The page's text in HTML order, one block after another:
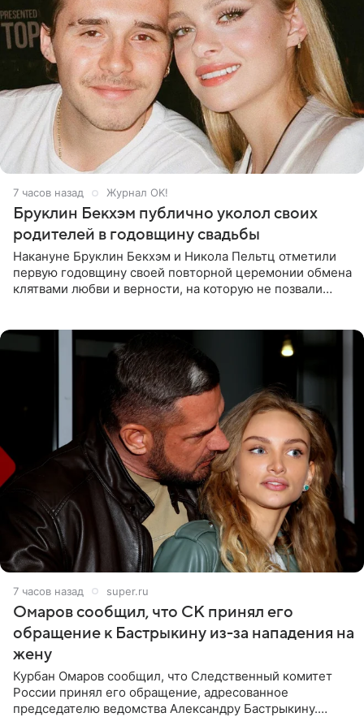
7 часов назад Журнал OK!
Бруклин Бекхэм публично уколол своих
родителей в годовщину свадьбы
Накануне Бруклин Бекхэм и Никола Пельтц отметили
первую годовщину своей повторной церемонии обмена
клятвами любви и верности, на которую не позвали
7 часов назад super.ru
Омаров сообщил, что СК принял его
обращение к Бастрыкину из-за нападения на
жену
Курбан Омаров сообщил, что Следственный комитет
России принял его обращение, адресованное
председателю ведомства Александру Бастрыкину.